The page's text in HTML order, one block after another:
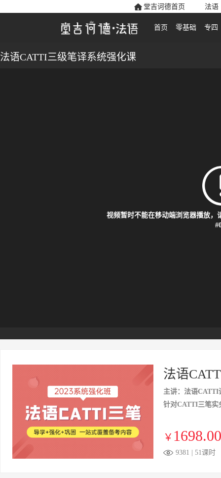
堂吉诃德首页 法语
首页 零基础 专四
法语CATTI三级笔译系统强化课
视频暂时不能在移动端浏览器播放，
法语
主讲：法语CATTI
针对CATTI三笔实
￥ 1698.00
9381 | 51课时